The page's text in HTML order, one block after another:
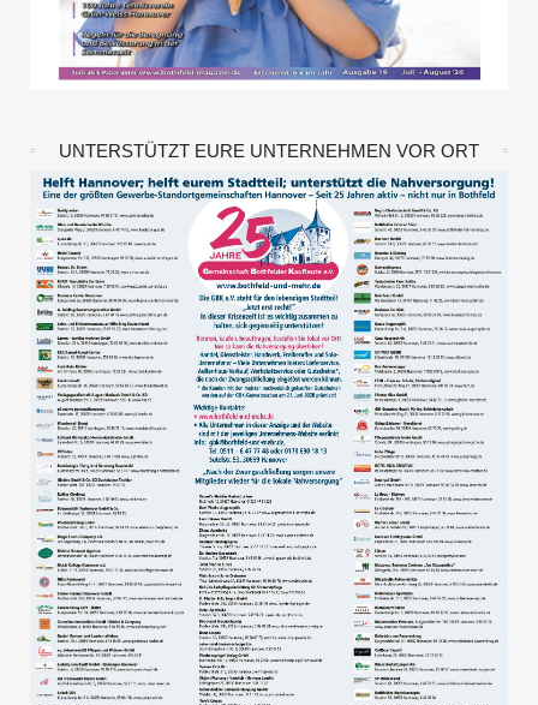
UNTERSTÜTZT EURE UNTERNEHMEN VOR ORT